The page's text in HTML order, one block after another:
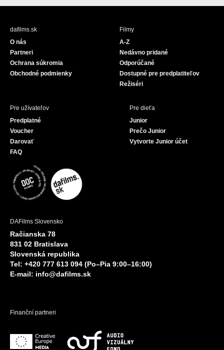
c
u
e
dafilms.sk
O nás
Partneri
Ochrana súkromia
Obchodné podmienky
Filmy
A-Z
Nedávno pridané
Odporúčané
Dostupné pre predplatiteľov
Režiséri
Pre užívateľov
Predplatné
Voucher
Darovať
FAQ
Pre dieťa
Junior
Prečo Junior
Vytvorte Junior účet
DAFilms Slovensko
Račianska 78
831 02 Bratislava
Slovenská republika
Tel: +420 777 613 094 (Po–Pia 9:00–16:00)
E-mail: info@dafilms.sk
Finanční partneri